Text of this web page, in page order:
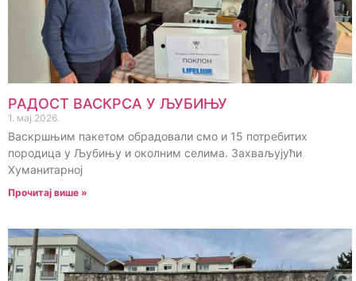
РАДОСТ ВАСКРСА У ЉУБИЊУ
1. мај 2026.
Васкршњим пакетом обрадовали смо и 15 потребитих
породица у Љубињу и околним селима. Захваљујући
Хуманитарној
Прочитај више »